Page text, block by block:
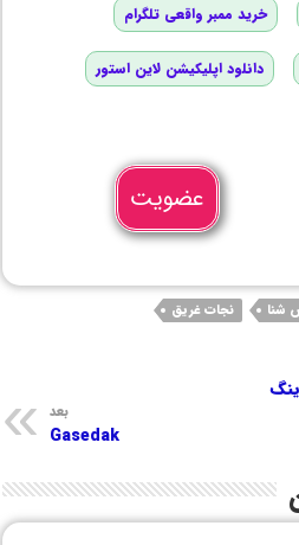
خرید ممبر واقعی تلگرام
دانلود اپلیکیشن لاین استور
عضویت
شنا نجات غریق
بعد
Gasedak